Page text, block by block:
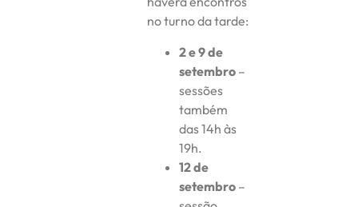
no turno da tarde:
2 e 9 de
setembro –
sessões
também
das 14h às
19h.
12 de
setembro –